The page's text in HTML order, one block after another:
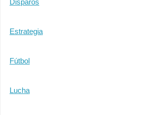
Disparos
Estrategia
Fútbol
Lucha